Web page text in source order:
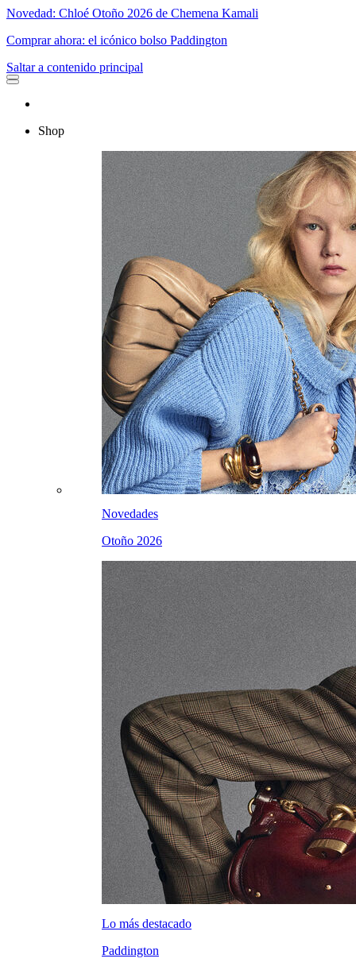
Novedad: Chloé Otoño 2026 de Chemena Kamali
Comprar ahora: el icónico bolso Paddington
Saltar a contenido principal
Shop
Novedades
Otoño 2026
Lo más destacado
Paddington